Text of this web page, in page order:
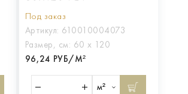
Под заказ
Артикул: 610010004073
Размер, см: 60 х 120
96,24 РУБ/М²
м²